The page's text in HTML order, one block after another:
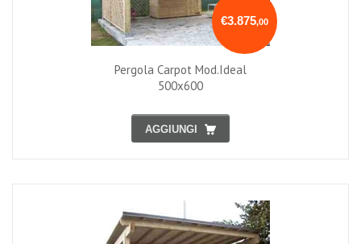
€3.875,00
Pergola Carpot Mod.ideal
500x600
AGGIUNGI